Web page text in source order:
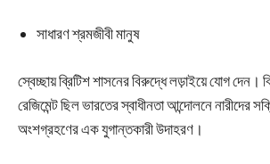
সাধারণ শ্রমজীবী মানুষ
স্বেচ্ছায় ব্রিটিশ শাসনের বিরুদ্ধে লড়াইয়ে যোগ দেন।
রেজিমেন্ট ছিল ভারতের স্বাধীনতা আন্দোলনে নারীদের
অংশগ্রহণের এক যুগান্তকারী উদাহরণ।